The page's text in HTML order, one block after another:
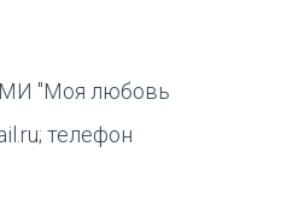
"Моя любовь
телефон